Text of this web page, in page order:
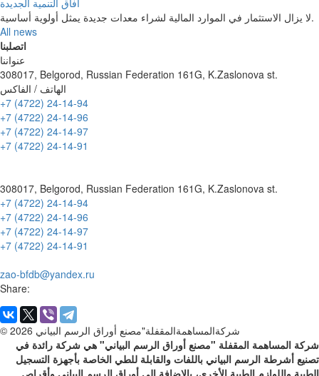
آفاق التنمية الجديدة
لا يزال الاستثمار في الموارد المالية لشراء معدات جديدة يمثل أولوية أساسية.
All news
اتصلبنا
عنواننا
308017, Belgorod, Russian Federation 161G, K.Zaslonova st.
الهاتف / الفاكس
+7 (4722) 24-14-94
+7 (4722) 24-14-96
+7 (4722) 24-14-97
+7 (4722) 24-14-91
308017, Belgorod, Russian Federation 161G, K.Zaslonova st.
+7 (4722) 24-14-94
+7 (4722) 24-14-96
+7 (4722) 24-14-97
+7 (4722) 24-14-91
zao-bfdb@yandex.ru
Share:
© 2026 شركةالمساهمةالمقفلة"مصنع أوراق الرسم البياني
شركة المساهمة المقفلة "مصنع أوراق الرسم البياني" هي شركة رائدة في
تصنيع أشرطة الرسم البياني باللفات والقابلة للطي الخاصة بأجهزة التسجيل
الطبية واللوازم الطبية الأخرى، بالإضافة إلى أوراق الرسم البياني وأقراص